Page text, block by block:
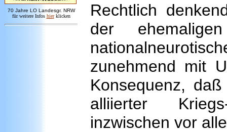
70 Jahre LO Landesgr. NRW
für weitere Infos hier klicken
Rechtlich
der
zunehmend mit
Konsequenz,
alliierter
inzwischen vor